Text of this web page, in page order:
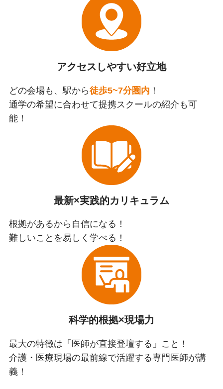
アクセスしやすい好立地
どの会場も、駅から徒歩5~7分圏内 ！
通学の希望に合わせて提携スクールの紹介も可
能！
最新×実践的カリキュラム
根拠があるから自信になる！
難しいことを易しく学べる！
科学的根拠×現場力
最大の特徴は「医師が直接登壇する」こと！
介護・医療現場の最前線で活躍する専門医師が講
義！